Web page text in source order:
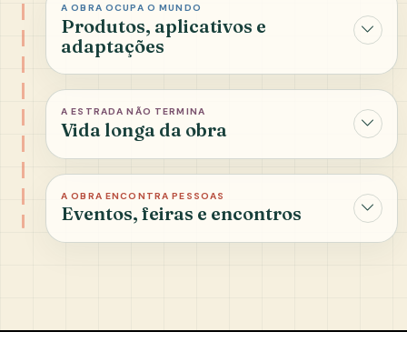
A OBRA OCUPA O MUNDO
Produtos, aplicativos e
adaptações
A ESTRADA NÃO TERMINA
Vida longa da obra
A OBRA ENCONTRA PESSOAS
Eventos, feiras e encontros